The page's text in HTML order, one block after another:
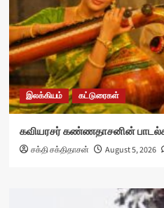
இலக்கியம் கட்டுரைகள்
கவியரசர் கண்ணதாசனின்
சக்தி சக்திதாசன் August 5, 2026